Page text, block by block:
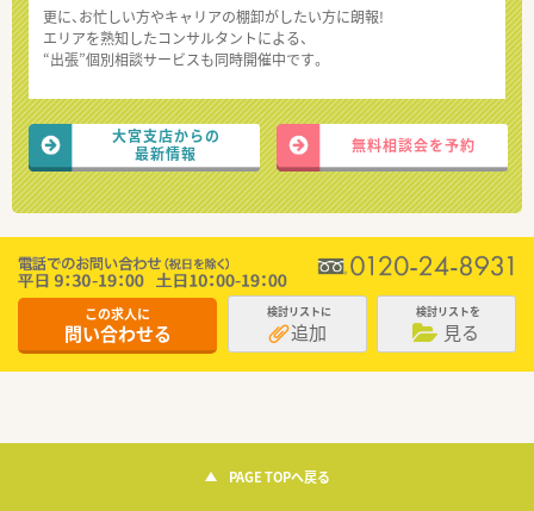
更に、お忙しい方やキャリアの棚卸がしたい方に朗報!
エリアを熟知したコンサルタントによる、
“出張”個別相談サービスも同時開催中です。
大宮支店からの
最新情報
無料相談会を予約
この求人に
問い合わせる
検討リストに
追加
検討リストを
見る
PAGE TOPへ戻る